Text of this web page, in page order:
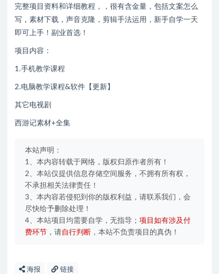
完整项目资料和详细教程，，很有含金量，包括文案怎么
写，素材下载，声音克隆，剪辑手法运用，新手自学一天
即可上手！副业首选！
项目内容：
1.手机教学课程
2.电脑教学课程&软件【更新】
其它电视剧
西游记素材+全集
本站声明：
1、本内容转载于网络，版权归原作者所有！
2、本站仅提供信息存储空间服务，不拥有所有权，
不承担相关法律责任！
3、本内容若侵犯到你的版权利益，请联系我们，会
尽快给予删除处理！
4、本站项目均需要自学，无指导； 项目如有涉及付
费环节 ，请自行判断 ，本站不负责项目的真伪！
海报 链接